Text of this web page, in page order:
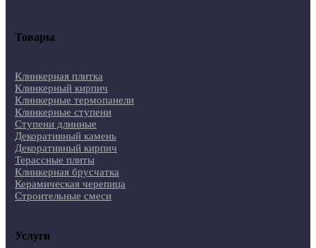
Товары
Клинкерная плитка
Клинкерный кирпич
Клинкерные термопанели
Клинкерные ступени
Ступени длинные
Декоративный камень
Декоративный кирпич
Терассные плиты
Клинкерная брусчатка
Керамическая черепица
Строительные смеси
Услуги